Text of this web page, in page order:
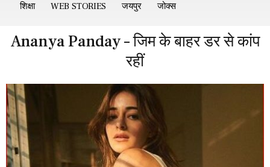
शिक्षा WEB STORIES जयपुर जोक्स
Ananya Panday – जिम के बाहर डर से कांप
रहीं